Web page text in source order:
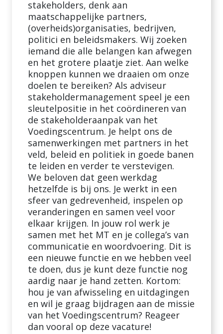
stakeholders, denk aan
maatschappelijke partners,
(overheids)organisaties, bedrijven,
politici en beleidsmakers. Wij zoeken
iemand die alle belangen kan afwegen
en het grotere plaatje ziet. Aan welke
knoppen kunnen we draaien om onze
doelen te bereiken? Als adviseur
stakeholdermanagement speel je een
sleutelpositie in het coördineren van
de stakeholderaanpak van het
Voedingscentrum. Je helpt ons de
samenwerkingen met partners in het
veld, beleid en politiek in goede banen
te leiden en verder te verstevigen.
We beloven dat geen werkdag
hetzelfde is bij ons. Je werkt in een
sfeer van gedrevenheid, inspelen op
veranderingen en samen veel voor
elkaar krijgen. In jouw rol werk je
samen met het MT en je collega’s van
communicatie en woordvoering. Dit is
een nieuwe functie en we hebben veel
te doen, dus je kunt deze functie nog
aardig naar je hand zetten. Kortom:
hou je van afwisseling en uitdagingen
en wil je graag bijdragen aan de missie
van het Voedingscentrum? Reageer
dan vooral op deze vacature!